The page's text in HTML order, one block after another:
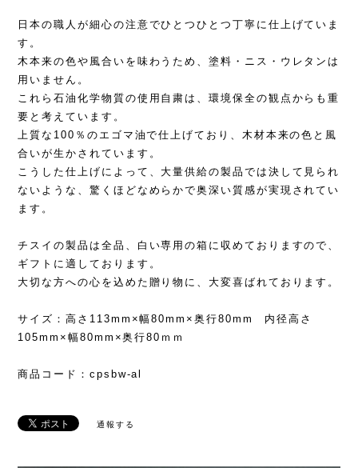
日本の職人が細心の注意でひとつひとつ丁寧に仕上げていま
す。
木本来の色や風合いを味わうため、塗料・ニス・ウレタンは
用いません。
これら石油化学物質の使用自粛は、環境保全の観点からも重
要と考えています。
上質な100％のエゴマ油で仕上げており、木材本来の色と風
合いが生かされています。
こうした仕上げによって、大量供給の製品では決して見られ
ないような、驚くほどなめらかで奥深い質感が実現されてい
ます。
チスイの製品は全品、白い専用の箱に収めておりますので、
ギフトに適しております。
大切な方への心を込めた贈り物に、大変喜ばれております。
サイズ：高さ113mm×幅80mm×奥行80mm 内径高さ
105mm×幅80mm×奥行80ｍｍ
商品コード：cpsbw-al
通報する